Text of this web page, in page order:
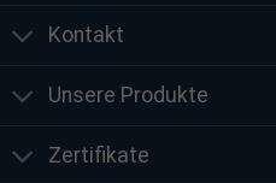
Kontakt
Unsere Produkte
Zertifikate